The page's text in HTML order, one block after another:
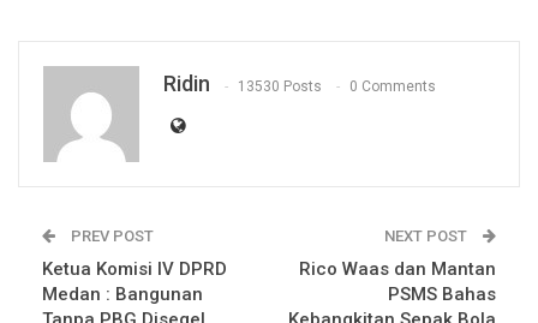
Ridin 13530 Posts 0 Comments
PREV POST
Ketua Komisi IV DPRD
Medan : Bangunan
NEXT POST
Rico Waas dan Mantan
PSMS Bahas